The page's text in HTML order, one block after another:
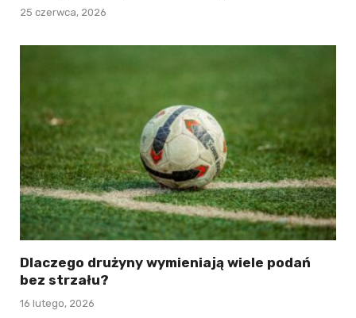
25 czerwca, 2026
Dlaczego drużyny wymieniają wiele podań
bez strzału?
16 lutego, 2026